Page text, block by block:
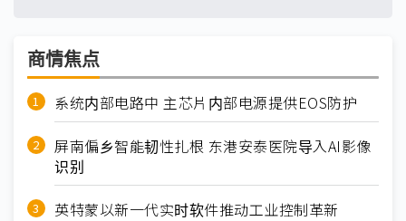
商情焦点
系统内部电路中 主芯片内部电源提供EOS防护
屏南偏乡智能韧性扎根 东港安泰医院导入AI影像
识别
英特蒙以新一代实时软件推动工业控制革新